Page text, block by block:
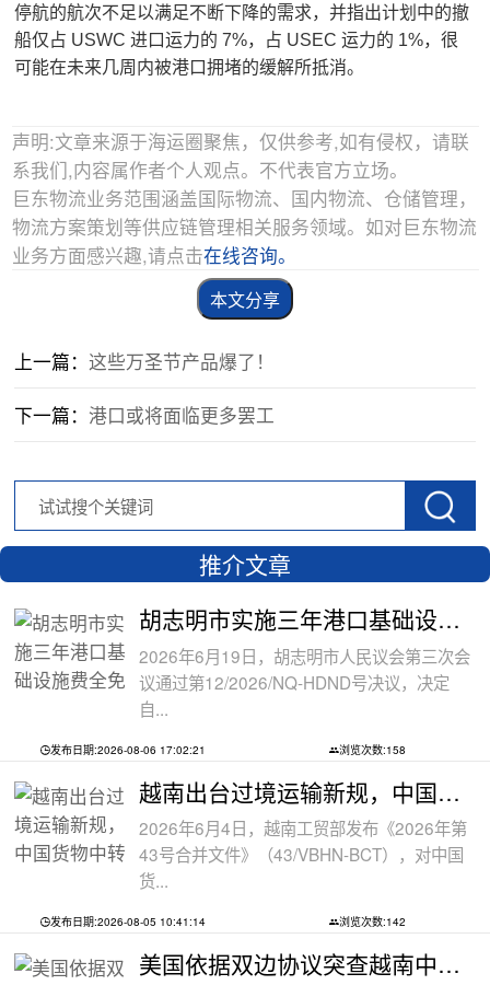
停航的航次不足以满足不断下降的需求，并指出计划中的撤
船仅占 USWC 进口运力的 7%，占 USEC 运力的 1%，很
可能在未来几周内被港口拥堵的缓解所抵消。
声明:文章来源于海运圈聚焦，仅供参考,如有侵权，请联
系我们,内容属作者个人观点。不代表官方立场。
巨东物流业务范围涵盖国际物流、国内物流、仓储管理，
物流方案策划等供应链管理相关服务领域。如对巨东物流
业务方面感兴趣,请点击在线咨询。
本文分享
上一篇：这些万圣节产品爆了！
下一篇：港口或将面临更多罢工
推介文章
胡志明市实施三年港口基础设施费全免政
2026年6月19日，胡志明市人民议会第三次会
议通过第12/2026/NQ-HDND号决议，决定
自...
发布日期:2026-08-06 17:02:21 浏览次数:158
越南出台过境运输新规，中国货物中转通
2026年6月4日，越南工贸部发布《2026年第
43号合并文件》（43/VBHN-BCT），对中国
货...
发布日期:2026-08-05 10:41:14 浏览次数:142
美国依据双边协议突查越南中资工厂，三